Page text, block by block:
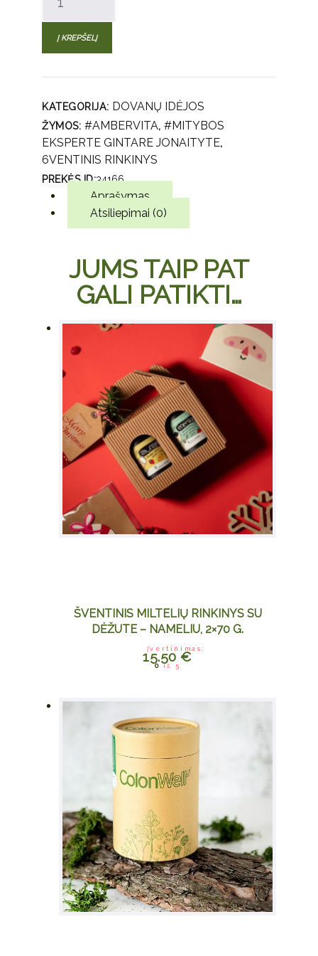
kiekis:
Šventinis
miltelių
3x70 g.
Į KREPŠELĮ
KATEGORIJA: DOVANŲ IDĖJOS
ŽYMOS: #AMBERVITA, #MITYBOS
EKSPERTE GINTARE JONAITYTE,
6VENTINIS RINKINYS
PREKĖS ID:34166
Aprašymas
Atsiliepimai (0)
JUMS TAIP PAT
GALI PATIKTI…
ŠVENTINIS MILTELIŲ RINKINYS SU
DĖŽUTE – NAMELIU, 2×70 G.
Įvertinimas:
0 iš 5
15.50€